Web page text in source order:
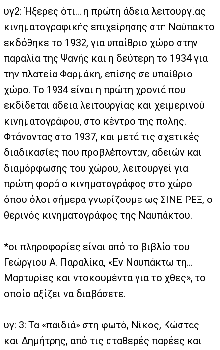
υγ2: Ήξερες ότι… η πρώτη άδεια λειτουργίας
κινηματογραφικής επιχείρησης στη Ναύπακτο
εκδόθηκε το 1932, για υπαίθριο χώρο στην
παραλία της Ψανής και η δεύτερη το 1934 για
την πλατεία Φαρμάκη, επίσης σε υπαίθριο
χώρο. Το 1934 είναι η πρώτη χρονιά που
εκδίδεται άδεια λειτουργίας και χειμερινού
κινηματογράφου, στο κέντρο της πόλης.
Φτάνοντας στο 1937, και μετά τις σχετικές
διαδικασίες που προβλέπονταν, αδειών και
διαμόρφωσης του χώρου, λειτουργεί για
πρώτη φορά ο κινηματογράφος στο χώρο
όπου όλοι σήμερα γνωρίζουμε ως ΣΙΝΕ ΡΕΞ, ο
θερινός κινηματογράφος της Ναυπάκτου.
*οι πληροφορίες είναι από το βιβλίο του
Γεώργιου Α. Παραλίκα, «Εν Ναυπάκτω τη…
Μαρτυρίες και ντοκουμέντα για το χθες», το
οποίο αξίζει να διαβάσετε.
υγ: 3: Τα «παιδιά» στη φωτό, Νίκος, Κώστας
και Δημήτρης, από τις σταθερές παρέες και